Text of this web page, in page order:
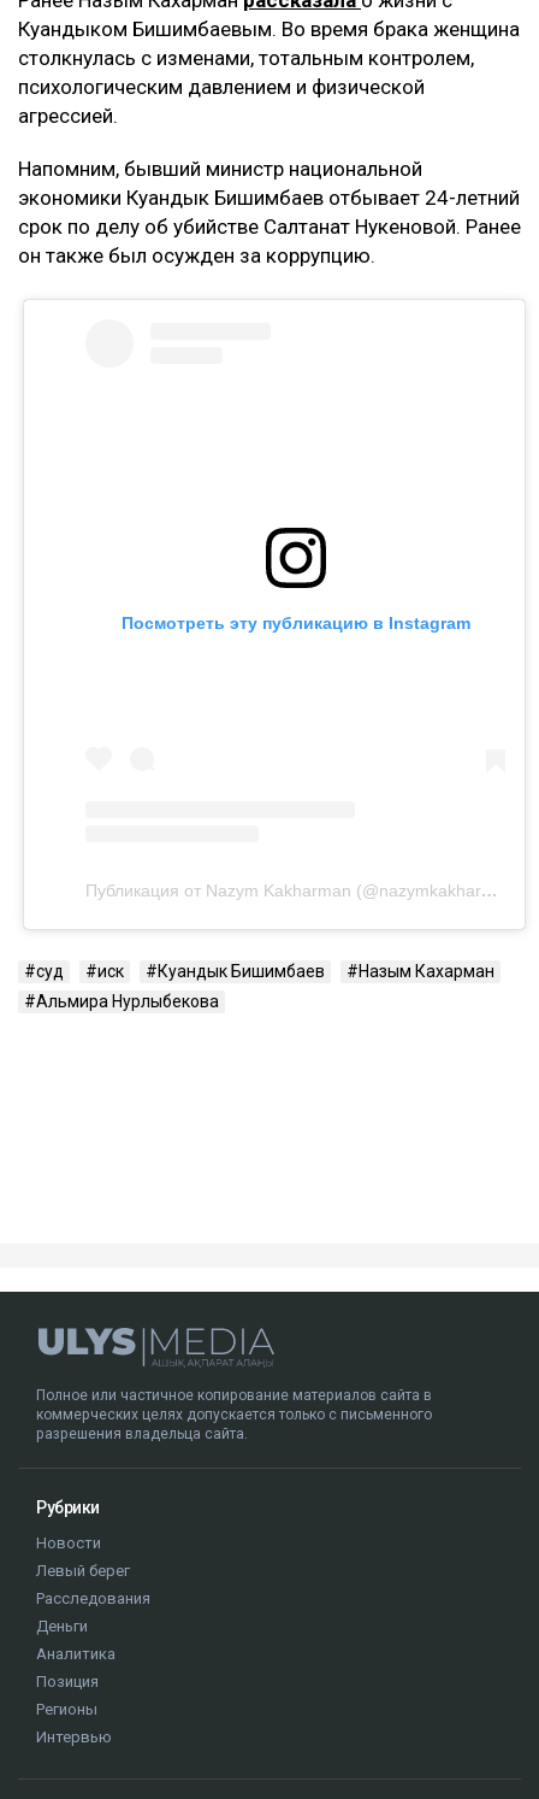
Куандыком Бишимбаевым. Во время брака женщина
столкнулась с изменами, тотальным контролем,
психологическим давлением и физической
агрессией.
Напомним, бывший министр национальной
экономики Куандык Бишимбаев отбывает 24-летний
срок по делу об убийстве Салтанат Нукеновой. Ранее
он также был осужден за коррупцию.
Посмотреть эту публикацию в Instagram
Публикация от Nazym Kakharman (@nazymkakharman)
суд иск Куандык Бишимбаев
Назым Кахарман
Альмира Нурлыбекова
Полное или частичное копирование материалов сайта в
коммерческих целях допускается только с письменного
разрешения владельца сайта.
Рубрики
Новости
Левый берег
Расследования
Деньги
Аналитика
Позиция
Регионы
Интервью